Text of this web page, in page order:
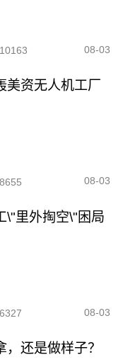
10163 08-03
资无人机工厂
8655 08-03
\"里外掏空\"困局
6327 08-03
还是做样子？